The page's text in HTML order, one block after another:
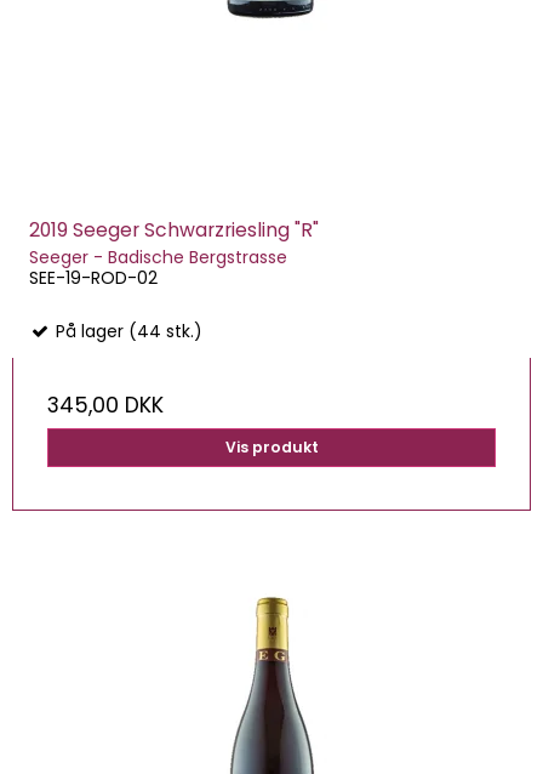
2019 Seeger Schwarzriesling "R"
Seeger - Badische Bergstrasse
SEE-19-ROD-02
På lager (44 stk.)
345,00 DKK
Vis produkt